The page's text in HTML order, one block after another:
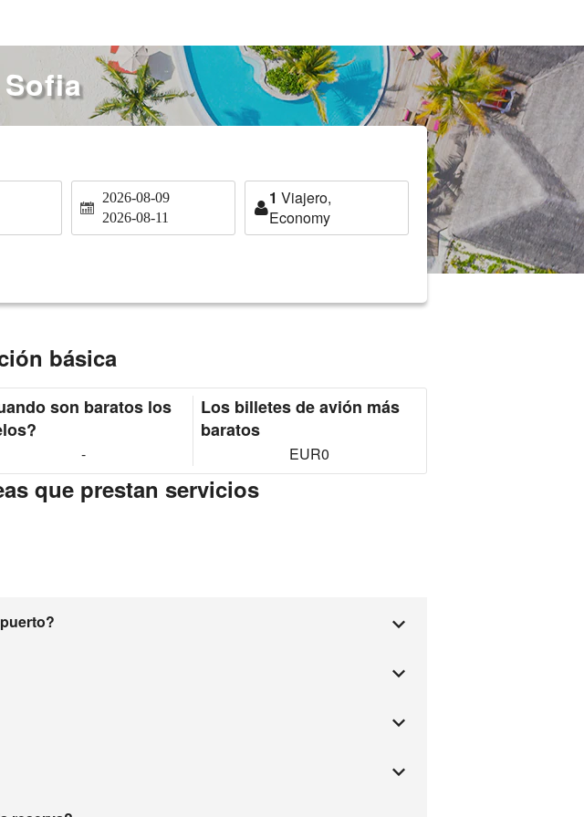
2026-08-09
2026-08-11
1 Viajero,
Economy
básica
son baratos los
-
Los billetes de avión más
baratos
EUR0
que prestan servicios